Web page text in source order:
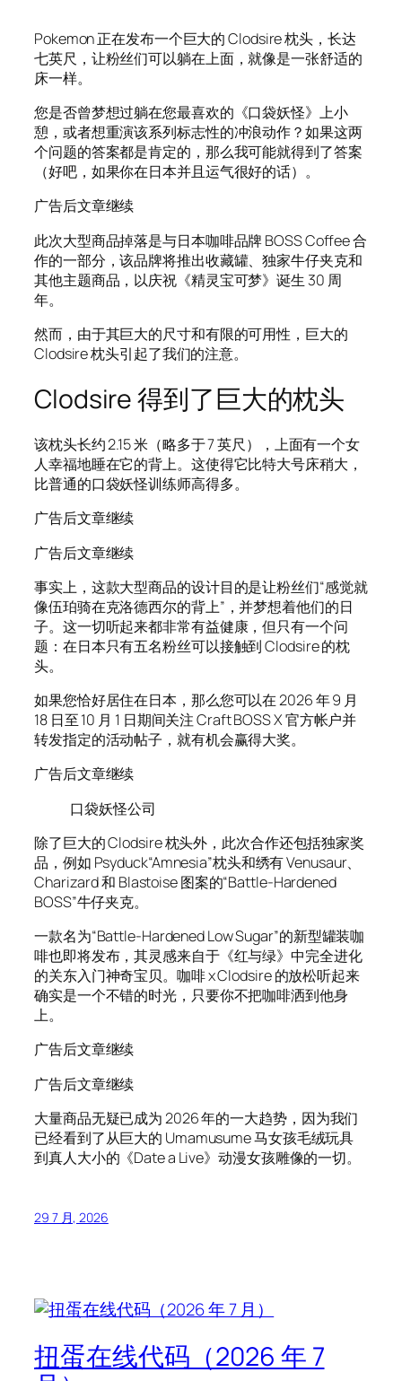
Pokemon 正在发布一个巨大的 Clodsire 枕头，长达
七英尺，让粉丝们可以躺在上面，就像是一张舒适的
床一样。
您是否曾梦想过躺在您最喜欢的《口袋妖怪》上小
憩，或者想重演该系列标志性的冲浪动作？如果这两
个问题的答案都是肯定的，那么我可能就得到了答案
（好吧，如果你在日本并且运气很好的话）。
广告后文章继续
此次大型商品掉落是与日本咖啡品牌 BOSS Coffee 合
作的一部分，该品牌将推出收藏罐、独家牛仔夹克和
其他主题商品，以庆祝《精灵宝可梦》诞生 30 周
年。
然而，由于其巨大的尺寸和有限的可用性，巨大的
Clodsire 枕头引起了我们的注意。
Clodsire 得到了巨大的枕头
该枕头长约 2.15 米（略多于 7 英尺），上面有一个女
人幸福地睡在它的背上。这使得它比特大号床稍大，
比普通的口袋妖怪训练师高得多。
广告后文章继续
广告后文章继续
事实上，这款大型商品的设计目的是让粉丝们“感觉就
像伍珀骑在克洛德西尔的背上”，并梦想着他们的日
子。这一切听起来都非常有益健康，但只有一个问
题：在日本只有五名粉丝可以接触到 Clodsire 的枕
头。
如果您恰好居住在日本，那么您可以在 2026 年 9 月
18 日至 10 月 1 日期间关注 Craft BOSS X 官方帐户并
转发指定的活动帖子，就有机会赢得大奖。
广告后文章继续
口袋妖怪公司
除了巨大的 Clodsire 枕头外，此次合作还包括独家奖
品，例如 Psyduck“Amnesia”枕头和绣有 Venusaur、
Charizard 和 Blastoise 图案的“Battle-Hardened
BOSS”牛仔夹克。
一款名为“Battle-Hardened Low Sugar”的新型罐装咖
啡也即将发布，其灵感来自于《红与绿》中完全进化
的关东入门神奇宝贝。咖啡 x Clodsire 的放松听起来
确实是一个不错的时光，只要你不把咖啡洒到他身
上。
广告后文章继续
广告后文章继续
大量商品无疑已成为 2026 年的一大趋势，因为我们
已经看到了从巨大的 Umamusume 马女孩毛绒玩具
到真人大小的《Date a Live》动漫女孩雕像的一切。
29 7 月, 2026
扭蛋在线代码（2026 年 7